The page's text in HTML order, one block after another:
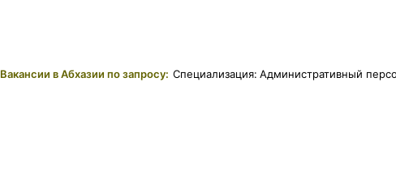
Вакансии в Абхазии по запросу: Специализация: Административный